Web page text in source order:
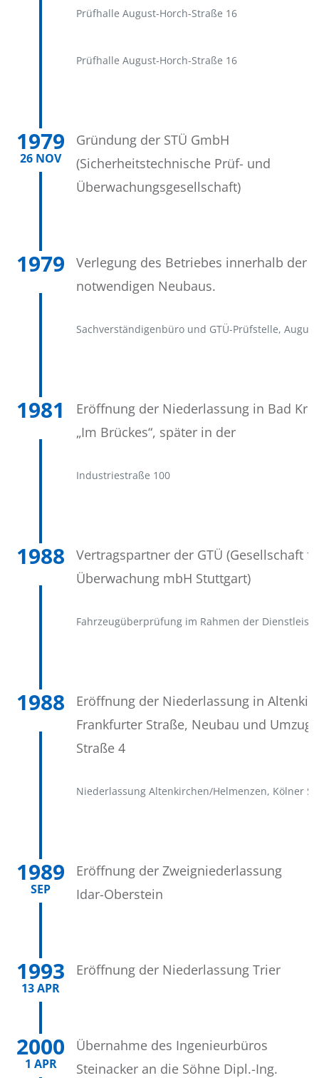
Prüfhalle August-Horch-Straße 16
Prüfhalle August-Horch-Straße 16
1979
26 NOV
Gründung der STÜ GmbH
(Sicherheitstechnische Prüf- und
Überwachungsgesellschaft)
1979
Verlegung des Betriebes innerhalb der
notwendigen Neubaus.
Sachverständigenbüro und GTÜ-Prüfstelle,
1981
Eröffnung der Niederlassung in Bad
„Im Brückes“, später in der
Industriestraße 100
1988
Vertragspartner der GTÜ (Gesellschaft
Überwachung mbH Stuttgart)
Fahrzeugüberprüfung im Rahmen der
1988
Eröffnung der Niederlassung in
Frankfurter Straße, Neubau und Umzug
Straße 4
Niederlassung Altenkirchen/Helmenzen, Kölner
1989
SEP
Eröffnung der Zweigniederlassung
Idar-Oberstein
1993
13 APR
Eröffnung der Niederlassung Trier
2000
1 APR
Übernahme des Ingenieurbüros
Steinacker an die Söhne Dipl.-Ing.